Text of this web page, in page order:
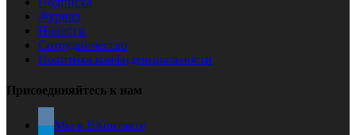
Журнал
Новости
Сотрудничество
Политика конфиденциальности
Присоединяйтесь к нам
Мы в ВКонтакте